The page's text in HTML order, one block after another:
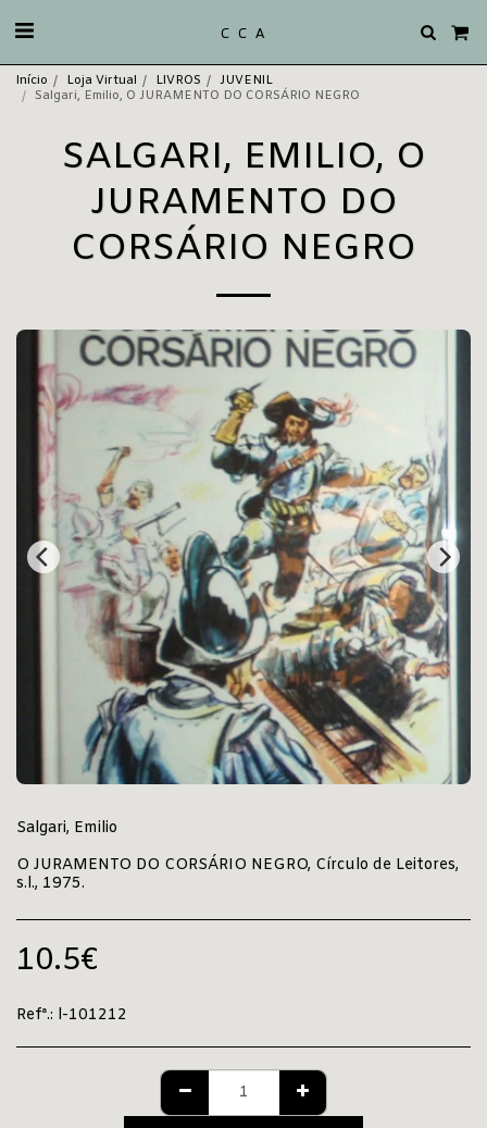
C C A
Início Loja Virtual LIVROS
JUVENIL
Salgari, Emilio, O JURAMENTO DO CORSÁRIO NEGRO
SALGARI, EMILIO, O
JURAMENTO DO
CORSÁRIO NEGRO
Salgari, Emilio
O JURAMENTO DO CORSÁRIO NEGRO, Círculo de Leitores,
s.l., 1975.
10.5€
Refª.: l-101212